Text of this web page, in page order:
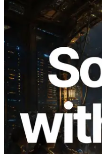
2026.08.05
ERPC, Solana
küresel bölgeden
genişletti —
de yayında